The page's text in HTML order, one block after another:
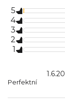
5
4
3
2
1
p
Hodnotenie
Perfektní